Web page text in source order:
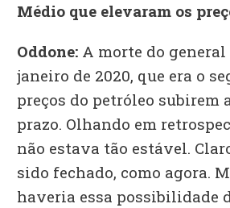
Médio que elevaram os
Oddone:A morte do general
janeiro de 2020, que era o
preços do petróleo subirem
prazo. Olhando em
não estava tão estável.
sido fechado, como agora.
haveria essa possibilidade